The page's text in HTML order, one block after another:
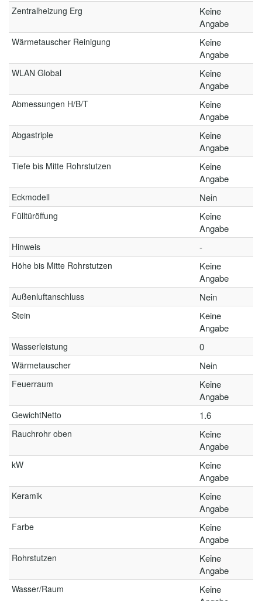
Zentralheizung Erg
Keine
Angabe
Wärmetauscher Reinigung
Keine
Angabe
WLAN Global
Keine
Angabe
Abmessungen H/B/T
Keine
Angabe
Abgastriple
Keine
Angabe
Tiefe bis Mitte Rohrstutzen
Keine
Angabe
Eckmodell Nein
Fülltüröffung
Keine
Angabe
Hinweis -
Höhe bis Mitte Rohrstutzen
Keine
Angabe
Außenluftanschluss Nein
Stein
Keine
Angabe
Wasserleistung 0
Wärmetauscher Nein
Feuerraum
Keine
Angabe
GewichtNetto 1.6
Rauchrohr oben
Keine
Angabe
kW
Keine
Angabe
Keramik
Keine
Angabe
Farbe
Keine
Angabe
Rohrstutzen
Keine
Angabe
Wasser/Raum
Keine